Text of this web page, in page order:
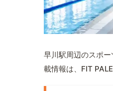
早川駅周辺のスポ
載情報は、FIT